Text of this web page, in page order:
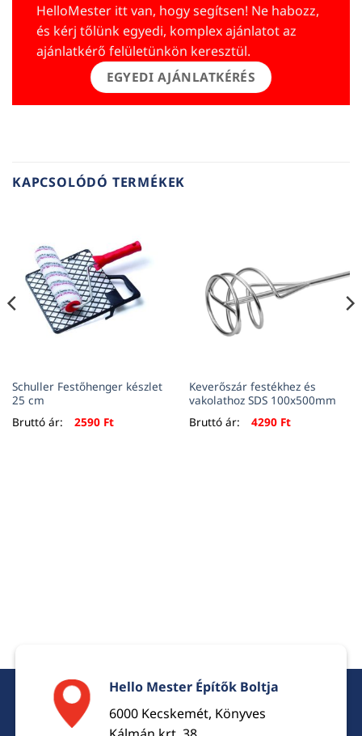
HelloMester itt van, hogy segítsen! Ne habozz,
és kérj tőlünk egyedi, komplex ajánlatot az
ajánlatkérő felületünkön keresztül.
EGYEDI AJÁNLATKÉRÉS
KAPCSOLÓDÓ TERMÉKEK
Schuller Festőhenger készlet
25 cm
Bruttó ár:
2590 Ft
Keverőszár festékhez és
vakolathoz SDS 100x500mm
Bruttó ár:
4290 Ft
Hello Mester Építők Boltja
6000 Kecskemét, Könyves